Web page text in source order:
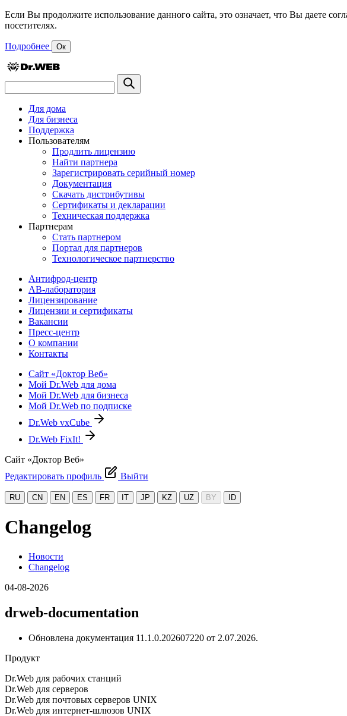
Если Вы продолжите использование данного сайта, это означает, что Вы даете
посетителях.
Подробнее Ок
Для дома
Для бизнеса
Поддержка
Пользователям
Продлить лицензию
Найти партнера
Зарегистрировать серийный номер
Документация
Скачать дистрибутивы
Сертификаты и декларации
Техническая поддержка
Партнерам
Стать партнером
Портал для партнеров
Технологическое партнерство
Антифрод-центр
АВ-лаборатория
Лицензирование
Лицензии и сертификаты
Вакансии
Пресс-центр
О компании
Контакты
Сайт «Доктор Веб»
Мой Dr.Web для дома
Мой Dr.Web для бизнеса
Мой Dr.Web по подписке
Dr.Web vxCube
Dr.Web FixIt!
Сайт «Доктор Веб»
Редактировать профиль
Выйти
RU CN EN ES FR IT JP KZ UZ BY ID
Changelog
Новости
Changelog
04-08-2026
drweb-documentation
Обновлена документация 11.1.0.202607220 от 2.07.2026.
Продукт
Dr.Web для рабочих станций
Dr.Web для серверов
Dr.Web для почтовых серверов UNIX
Dr.Web для интернет-шлюзов UNIX